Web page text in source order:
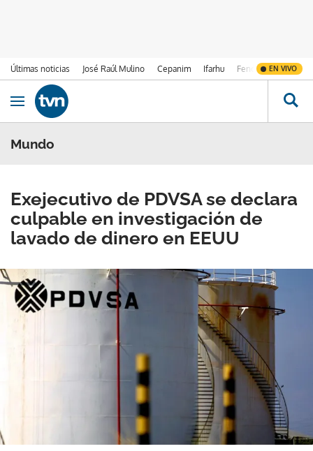
Últimas noticias José Raúl Mulino Cepanim Ifarhu Fenómeno de El
EN VIVO
Ir al contenido
Obrir navegació
Mundo
Exejecutivo de PDVSA se declara
culpable en investigación de
lavado de dinero en EEUU